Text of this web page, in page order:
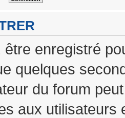
enregistré
quelques
du forum
aux utilisateurs